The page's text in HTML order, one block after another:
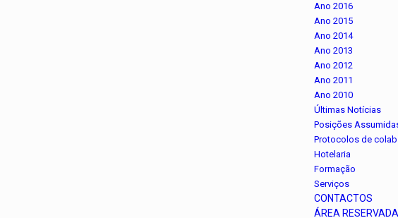
Ano 2016
Ano 2015
Ano 2014
Ano 2013
Ano 2012
Ano 2011
Ano 2010
Últimas Notícias
Posições
Protocolos de
Hotelaria
Formação
Serviços
CONTACTOS
ÁREA RESERVADA